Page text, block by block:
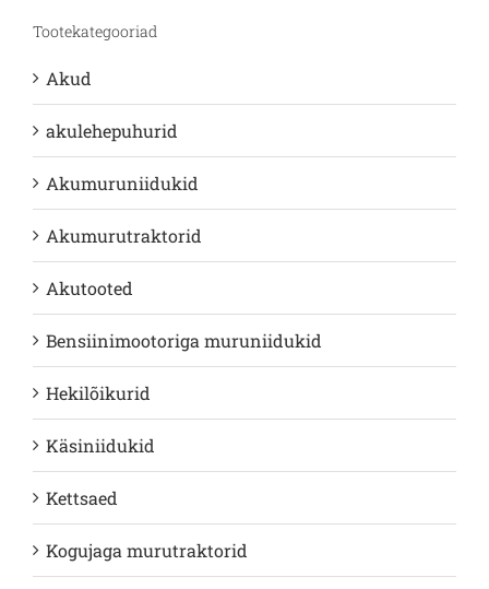
Tootekategooriad
Akud
akulehepuhurid
Akumuruniidukid
Akumurutraktorid
Akutooted
Bensiinimootoriga muruniidukid
Hekilõikurid
Käsiniidukid
Kettsaed
Kogujaga murutraktorid